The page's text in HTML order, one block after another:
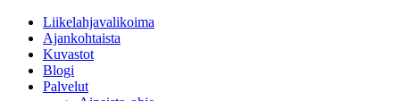
Liikelahjavalikoima
Ajankohtaista
Kuvastot
Blogi
Palvelut